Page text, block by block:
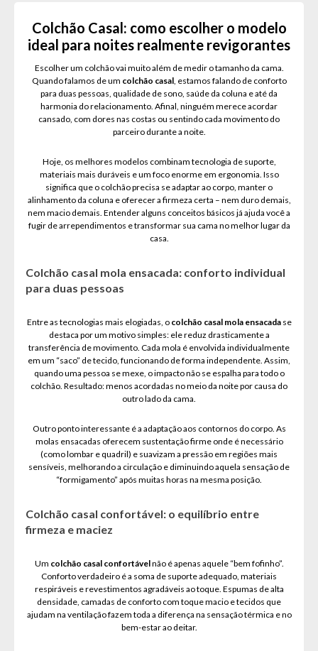
Colchão Casal: como escolher o modelo
ideal para noites realmente revigorantes
Escolher um colchão vai muito além de medir o tamanho da cama.
Quando falamos de um colchão casal, estamos falando de conforto
para duas pessoas, qualidade de sono, saúde da coluna e até da
harmonia do relacionamento. Afinal, ninguém merece acordar
cansado, com dores nas costas ou sentindo cada movimento do
parceiro durante a noite.
Hoje, os melhores modelos combinam tecnologia de suporte,
materiais mais duráveis e um foco enorme em ergonomia. Isso
significa que o colchão precisa se adaptar ao corpo, manter o
alinhamento da coluna e oferecer a firmeza certa – nem duro demais,
nem macio demais. Entender alguns conceitos básicos já ajuda você a
fugir de arrependimentos e transformar sua cama no melhor lugar da
casa.
Colchão casal mola ensacada: conforto individual
para duas pessoas
Entre as tecnologias mais elogiadas, o colchão casal mola ensacadase
destaca por um motivo simples: ele reduz drasticamente a
transferência de movimento. Cada mola é envolvida individualmente
em um “saco” de tecido, funcionando de forma independente. Assim,
quando uma pessoa se mexe, o impacto não se espalha para todo o
colchão. Resultado: menos acordadas no meio da noite por causa do
outro lado da cama.
Outro ponto interessante é a adaptação aos contornos do corpo. As
molas ensacadas oferecem sustentação firme onde é necessário
(como lombar e quadril) e suavizam a pressão em regiões mais
sensíveis, melhorando a circulação e diminuindo aquela sensação de
“formigamento” após muitas horas na mesma posição.
Colchão casal confortável: o equilíbrio entre
firmeza e maciez
Um colchão casal confortávelnão é apenas aquele “bem fofinho”.
Conforto verdadeiro é a soma de suporte adequado, materiais
respiráveis e revestimentos agradáveis ao toque. Espumas de alta
densidade, camadas de conforto com toque macio e tecidos que
ajudam na ventilação fazem toda a diferença na sensação térmica e no
bem-estar ao deitar.